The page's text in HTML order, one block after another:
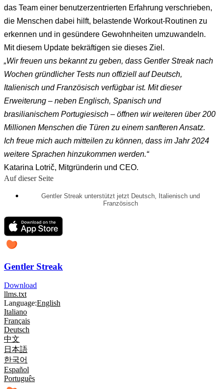
das Team einer benutzerzentrierten Erfahrung verschrieben,
die Menschen dabei hilft, belastende Workout-Routinen zu
erkennen und in gesündere Gewohnheiten umzuwandeln.
Mit diesem Update bekräftigen sie dieses Ziel.
„Wir freuen uns bekannt zu geben, dass Gentler Streak nach
Wochen gründlicher Tests nun offiziell auf Deutsch,
Italienisch und Französisch verfügbar ist. Mit dieser
Erweiterung – neben Englisch, Spanisch und
brasilianischem Portugiesisch – öffnen wir weiteren über 200
Millionen Menschen die Türen zu einem sanfteren Ansatz.
Ich freue mich auch mitteilen zu können, dass im Jahr 2024
weitere Sprachen hinzukommen werden.“
Katarina Lotrič, Mitgründerin und CEO.
Auf dieser Seite
Gentler Streak unterstützt jetzt Deutsch, Italienisch und
Französisch
Gentler Streak
Download
llms.txt
Language:English
Italiano
Français
Deutsch
中文
日本語
한국어
Español
Português